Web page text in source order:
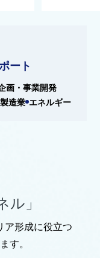
ート
画・事業開発
製造業 エネルギー
ル」
ア形成に役立つ
す。